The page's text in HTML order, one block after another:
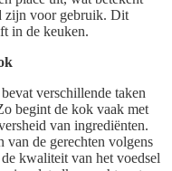
zijn voor gebruik. Dit
in de keuken.
verschillende taken
begint de kok vaak met
van ingrediënten.
van de gerechten volgens
kwaliteit van het voedsel